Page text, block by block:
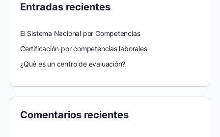
Entradas recientes
El Sistema Nacional por Competencias
Certificación por competencias laborales
¿Qué es un centro de evaluación?
Comentarios recientes